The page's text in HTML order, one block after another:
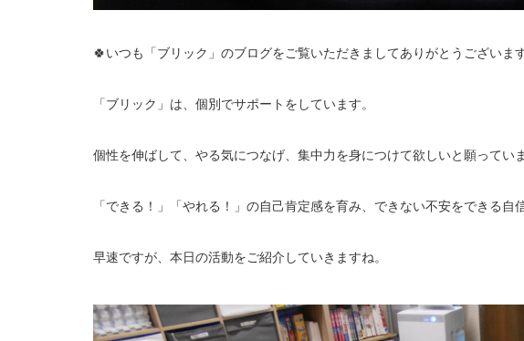
🍀いつも「ブリック」のブログをご覧いただきましてありがとうございま
「ブリック」は、個別でサポートをしています。
個性を伸ばして、やる気につなげ、集中力を身につけて欲しいと願っていま
「できる！」「やれる！」の自己肯定感を育み、できない不安をできる自
早速ですが、本日の活動をご紹介していきますね。